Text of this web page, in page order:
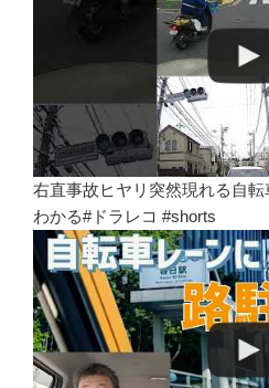
右直事故ヒヤリ突然現れる自転
わかる#ドラレコ #shorts